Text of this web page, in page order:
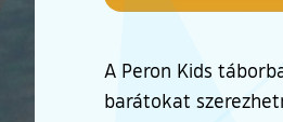
A Peron Kids
barátokat